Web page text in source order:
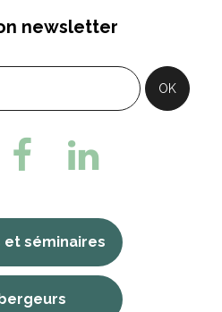
newsletter
et séminaires